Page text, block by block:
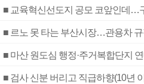
■ 교육혁신선도지 공모 코앞인데…
■ 르노 못 타는 부산시장…관용차
■ 마산 원도심 행정·주거복합단지